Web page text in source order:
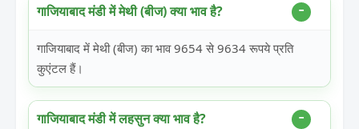
गाजियाबाद मंडी में मेथी (बीज) क्या भाव है?
गाजियाबाद में मेथी (बीज) का भाव 9654 से 9634 रूपये प्रति
कुएंटल हैं।
गाजियाबाद मंडी में लहसुन क्या भाव है?